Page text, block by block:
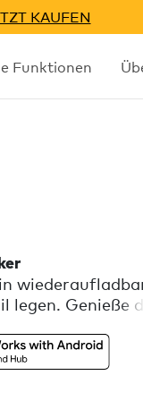
KAUFEN
Funktionen
legen. Genieße
mit